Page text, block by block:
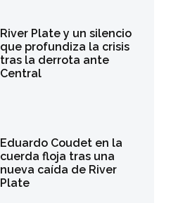
River Plate y un silencio
que profundiza la crisis
tras la derrota ante
Central
Eduardo Coudet en la
cuerda floja tras una
nueva caída de River
Plate